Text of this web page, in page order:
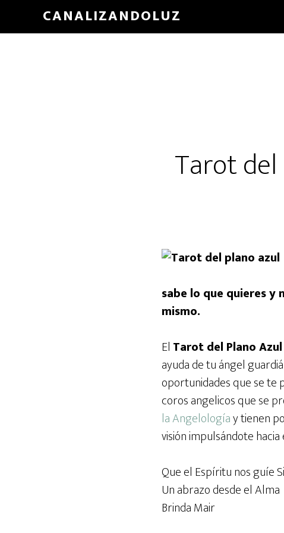
CANALIZANDOLUZ
Tarot
sabe lo que quieres y
mismo.
El Tarot del Plano Azul
ayuda de tu ángel
oportunidades que se te
coros angelicos que se
la Angelologíay tienen
visión impulsándote
Que el Espíritu nos guíe
Un abrazo desde el Alma
Brinda Mair